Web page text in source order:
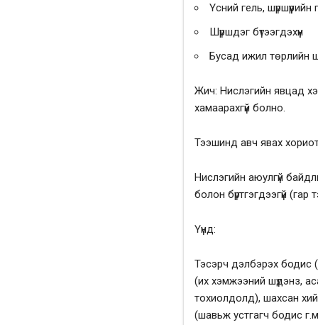
Үсний гель, шүршүүрийн
Шүршдэг бүтээгдэхүүн
Бусад ижил төрлийн
Жич: Нислэгийн явцад
хамаарахгүй болно.
Тээшинд авч явах
Нислэгийн аюулгүй
болон бүртгэгдээгүй
Үүнд:
Тэсэрч дэлбэрэх бодис
(их хэмжээний шүдэнз,
тохиолдолд), шахсан
(шавьж устгагч бодис